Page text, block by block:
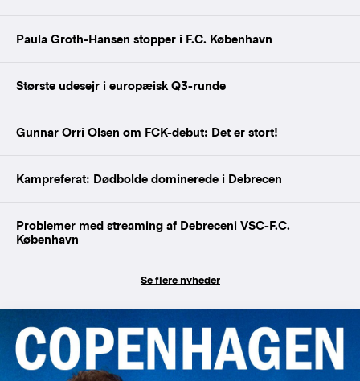
Paula Groth-Hansen stopper i F.C. København
Største udesejr i europæisk Q3-runde
Gunnar Orri Olsen om FCK-debut: Det er stort!
Kampreferat: Dødbolde dominerede i Debrecen
Problemer med streaming af Debreceni VSC-F.C.
København
Se flere nyheder